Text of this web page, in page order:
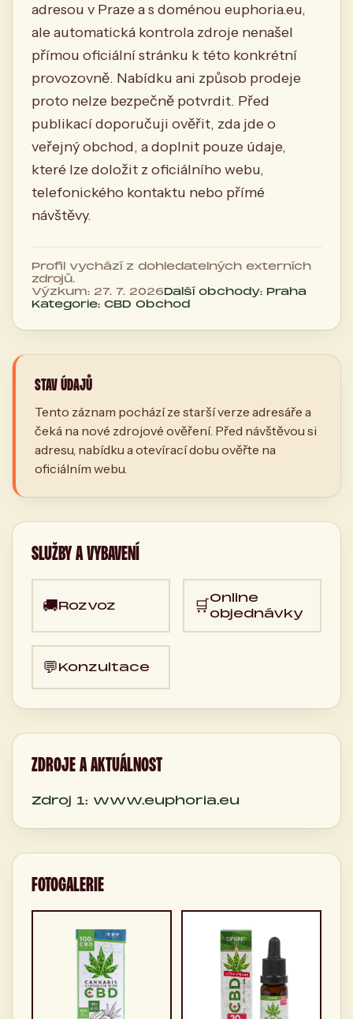
adresou v Praze a s doménou euphoria.eu,
ale automatická kontrola zdroje nenašel
přímou oficiální stránku k této konkrétní
provozovně. Nabídku ani způsob prodeje
proto nelze bezpečně potvrdit. Před
publikací doporučuji ověřit, zda jde o
veřejný obchod, a doplnit pouze údaje,
které lze doložit z oficiálního webu,
telefonického kontaktu nebo přímé
návštěvy.
Profil vychází z dohledatelných externích
zdrojů.
Výzkum: 27. 7. 2026Další obchody: Praha
Kategorie: CBD Obchod
STAV ÚDAJŮ
Tento záznam pochází ze starší verze adresáře a
čeká na nové zdrojové ověření. Před návštěvou si
adresu, nabídku a otevírací dobu ověřte na
oficiálním webu.
SLUŽBY A VYBAVENÍ
🚚Rozvoz 🛒Online
objednávky
💬Konzultace
ZDROJE A AKTUÁLNOST
Zdroj 1: www.euphoria.eu
FOTOGALERIE